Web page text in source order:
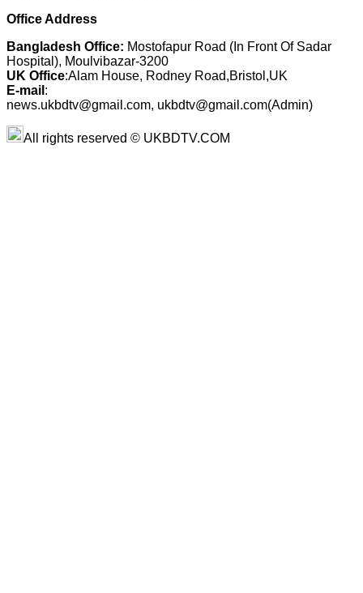
Office Address
Bangladesh Office: Mostofapur Road (In Front Of Sadar
Hospital), Moulvibazar-3200
UK Office:Alam House, Rodney Road,Bristol,UK
E-mail :
news.ukbdtv@gmail.com, ukbdtv@gmail.com(Admin)
All rights reserved © UKBDTV.COM